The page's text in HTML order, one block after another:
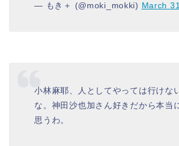
— もき＋ (@moki_mokki) March
小林麻耶、人としてやっては行けな
な。神田沙也加さん好きだから本当
思うわ。